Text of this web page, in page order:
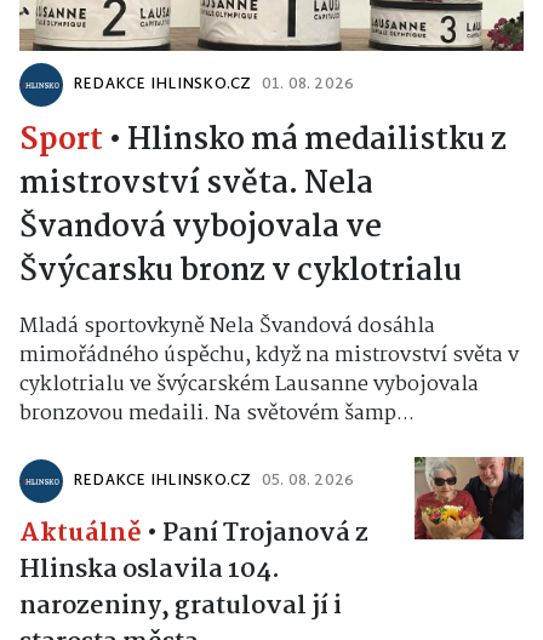
REDAKCE IHLINSKO.CZ 01. 08. 2026
Sport • Hlinsko má medailistku z
mistrovství světa. Nela
Švandová vybojovala ve
Švýcarsku bronz v cyklotrialu
Mladá sportovkyně Nela Švandová dosáhla
mimořádného úspěchu, když na mistrovství světa v
cyklotrialu ve švýcarském Lausanne vybojovala
bronzovou medaili. Na světovém šamp...
REDAKCE IHLINSKO.CZ 05. 08. 2026
Aktuálně • Paní Trojanová z
Hlinska oslavila 104.
narozeniny, gratuloval jí i